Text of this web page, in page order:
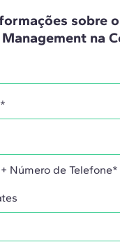
sobre
na
Número de Telefone*